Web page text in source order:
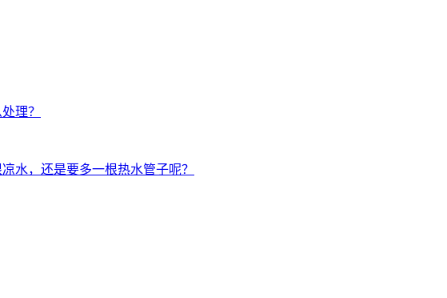
理？
水，还是要多一根热水管子呢？